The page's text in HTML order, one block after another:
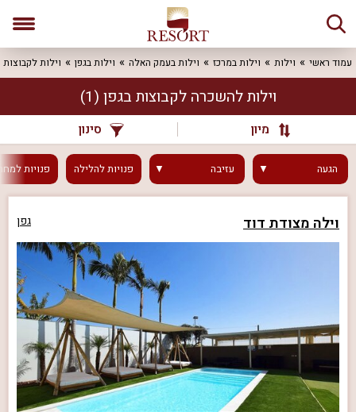
עמוד ראשי וילות וילות במרכז וילות בעמק האלה וילות בגפן וילות לקבוצות
וילות להשכרה לקבוצות בגפן (1)
מיון סינון
הגעה עזיבה פנויותלהלילה פנויות
וילה מצודת דוד גפן